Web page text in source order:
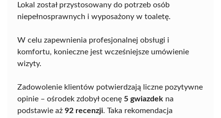
Lokal został przystosowany do potrzeb osób
niepełnosprawnych i wyposażony w toaletę.
W celu zapewnienia profesjonalnej obsługi i
komfortu, konieczne jest wcześniejsze umówienie
wizyty.
Zadowolenie klientów potwierdzają liczne pozytywne
opinie – ośrodek zdobył ocenę 5 gwiazdek na
podstawie aż 92 recenzji. Taka rekomendacja